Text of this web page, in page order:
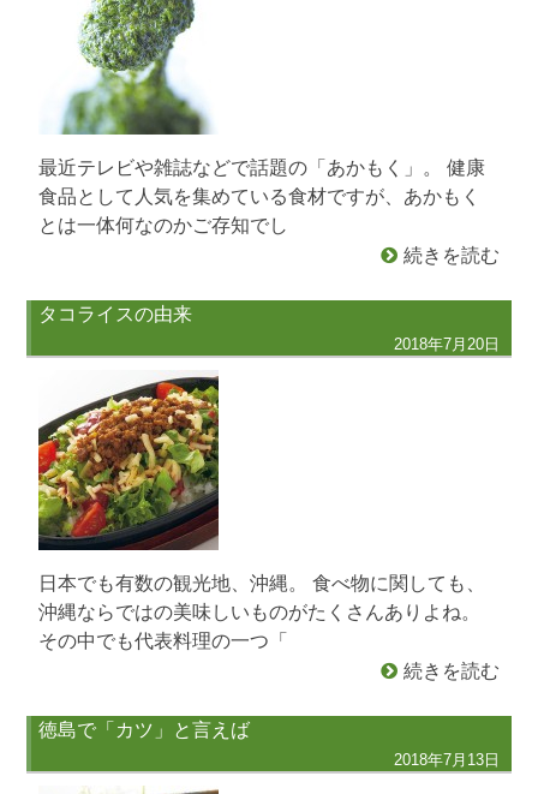
最近テレビや雑誌などで話題の「あかもく」。 健康
食品として人気を集めている食材ですが、あかもく
とは一体何なのかご存知でし
続きを読む
タコライスの由来
2018年7月20日
日本でも有数の観光地、沖縄。 食べ物に関しても、
沖縄ならではの美味しいものがたくさんありよね。
その中でも代表料理の一つ「
続きを読む
徳島で「カツ」と言えば
2018年7月13日